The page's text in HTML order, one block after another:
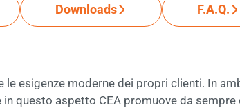
Downloads F.A.Q.
esigenze moderne dei propri clienti. In
questo aspetto CEA promuove da